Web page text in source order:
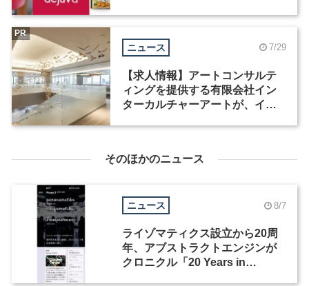
ニュース 7/29
【求人情報】アートコンサルテ
ィングを提供する有限会社イン
ターカルチャーアートが、イン
PR
そのほかのニュース
ニュース 8/7
ライゾマティクス設立から20周
年、アブストラクトエンジンが
クロニクル「20 Years in